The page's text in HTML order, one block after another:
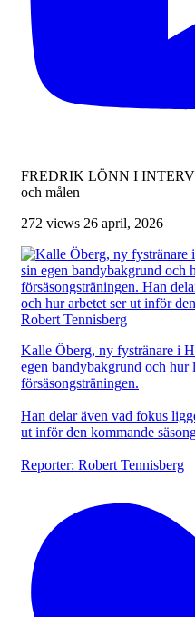
FREDRIK LÖNN I
och målen
272 views 26 april, 2026
Kalle Öberg, ny fystränare i
egen bandybakgrund och hur
försäsongsträningen.
Han delar även vad fokus
ut inför den kommande
Reporter: Robert Tennisberg